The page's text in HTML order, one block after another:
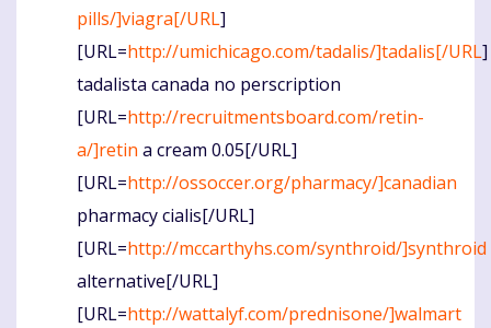
pills/]viagra[/URL]
[URL=http://umichicago.com/tadalis/]tadalis[/URL]
tadalista canada no perscription
[URL=http://recruitmentsboard.com/retin-
a/]retin a cream 0.05[/URL]
[URL=http://ossoccer.org/pharmacy/]canadian
pharmacy cialis[/URL]
[URL=http://mccarthyhs.com/synthroid/]synthroid
alternative[/URL]
[URL=http://wattalyf.com/prednisone/]walmart